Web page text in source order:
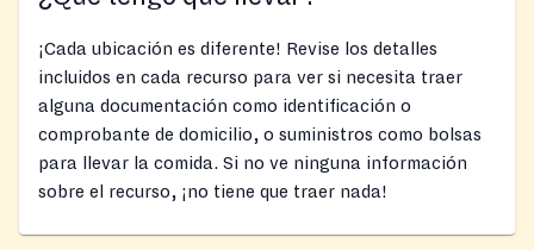
¡Cada ubicación es diferente! Revise los detalles
incluidos en cada recurso para ver si necesita traer
alguna documentación como identificación o
comprobante de domicilio, o suministros como bolsas
para llevar la comida. Si no ve ninguna información
sobre el recurso, ¡no tiene que traer nada!